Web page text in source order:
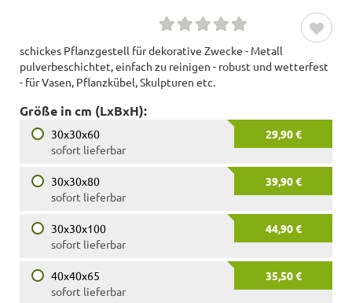
schickes Pflanzgestell für dekorative Zwecke - Metall
pulverbeschichtet, einfach zu reinigen - robust und wetterfest
- für Vasen, Pflanzkübel, Skulpturen etc.
Größe in cm (LxBxH):
30x30x60
29,90 €
sofort lieferbar
30x30x80
39,90 €
sofort lieferbar
30x30x100
44,90 €
sofort lieferbar
40x40x65
35,50 €
sofort lieferbar